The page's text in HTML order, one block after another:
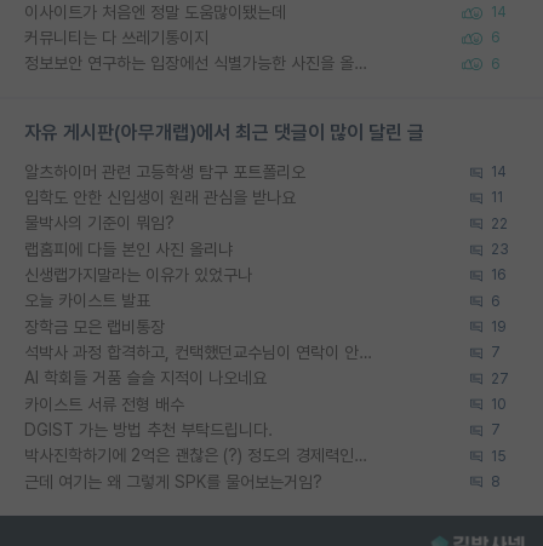
이사이트가 처음엔 정말 도움많이됐는데 14
커뮤니티는 다 쓰레기통이지 6
정보보안 연구하는 입장에선 식별가능한 사진을 올리는건 비추이긴함 6
자유 게시판(아무개랩)에서 최근 댓글이 많이 달린 글
알츠하이머 관련 고등학생 탐구 포트폴리오 14
입학도 안한 신입생이 원래 관심을 받나요 11
물박사의 기준이 뭐임? 22
랩홈피에 다들 본인 사진 올리냐 23
신생랩가지말라는 이유가 있었구나 16
오늘 카이스트 발표 6
장학금 모은 랩비통장 19
석박사 과정 합격하고, 컨택했던교수님이 연락이 안됩니다... 7
AI 학회들 거품 슬슬 지적이 나오네요 27
카이스트 서류 전형 배수 10
DGIST 가는 방법 추천 부탁드립니다. 7
박사진학하기에 2억은 괜찮은 (?) 정도의 경제력인가요 15
근데 여기는 왜 그렇게 SPK를 물어보는거임? 8